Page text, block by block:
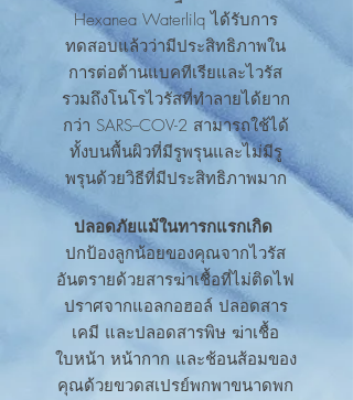
Hexanea Waterlilq ได้รับการ
ทดสอบแล้วว่ามีประสิทธิภาพใน
การต่อต้านแบคทีเรียและไวรัส
รวมถึงโนโรไวรัสที่ทำลายได้ยาก
กว่า SARS--COV-2 สามารถใช้ได้
ทั้งบนพื้นผิวที่มีรูพรุนและไม่มีรู
พรุนด้วยวิธีที่มีประสิทธิภาพมาก
ปลอดภัยแม้ในทารกแรกเกิด
ปกป้องลูกน้อยของคุณจากไวรัส
อันตรายด้วยสารฆ่าเชื้อที่ไม่ติดไฟ
ปราศจากแอลกอฮอล์ ปลอดสาร
เคมี และปลอดสารพิษ ฆ่าเชื้อ
ใบหน้า หน้ากาก และช้อนส้อมของ
คุณด้วยขวดสเปรย์พกพาขนาดพก